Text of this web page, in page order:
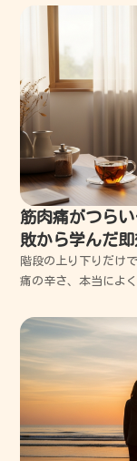
のモヤモヤする気持
ると、旧NISAは「
筋肉痛がつら
敗から学んだ即
階段の上り下りだけ
痛の辛さ、本当によ
的に早まります。今
で楽になる方法を一